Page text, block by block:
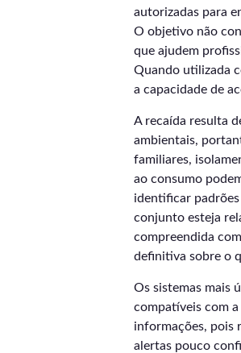
autorizadas para
O objetivo não
que ajudem
Quando utilizada
a capacidade de
A recaída resulta
ambientais,
familiares,
ao consumo
identificar
conjunto esteja
compreendida
definitiva sobre o
Os sistemas mais
compatíveis com
informações, pois
alertas pouco